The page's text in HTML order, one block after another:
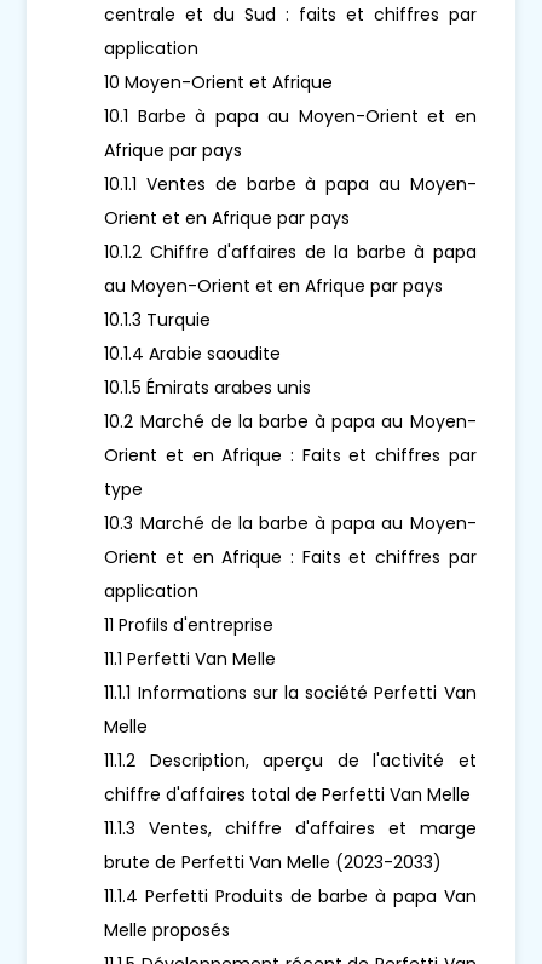
centrale et du Sud : faits et chiffres par
application
10 Moyen-Orient et Afrique
10.1 Barbe à papa au Moyen-Orient et en
Afrique par pays
10.1.1 Ventes de barbe à papa au Moyen-
Orient et en Afrique par pays
10.1.2 Chiffre d'affaires de la barbe à papa
au Moyen-Orient et en Afrique par pays
10.1.3 Turquie
10.1.4 Arabie saoudite
10.1.5 Émirats arabes unis
10.2 Marché de la barbe à papa au Moyen-
Orient et en Afrique : Faits et chiffres par
type
10.3 Marché de la barbe à papa au Moyen-
Orient et en Afrique : Faits et chiffres par
application
11 Profils d'entreprise
11.1 Perfetti Van Melle
11.1.1 Informations sur la société Perfetti Van
Melle
11.1.2 Description, aperçu de l'activité et
chiffre d'affaires total de Perfetti Van Melle
11.1.3 Ventes, chiffre d'affaires et marge
brute de Perfetti Van Melle (2023-2033)
11.1.4 Perfetti Produits de barbe à papa Van
Melle proposés